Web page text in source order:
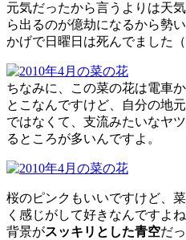
元気だったから言うよりは天
ら出るのが億劫になるから勢
かげで日曜日は死んでました
ちなみに、この菜の花は電車
とこなんですけど、自分の地
ではなくて、支流みたいなヤ
るところが多いんですよ。
桜のピンクもいいですけど、
く感じがして好きなんですよ
背景がスッキリとした青空だ